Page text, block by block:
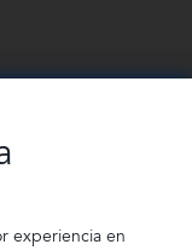
eventos y
experiencia en